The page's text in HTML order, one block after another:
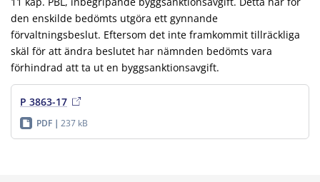
den enskilde bedömts utgöra ett gynnande
förvaltningsbeslut. Eftersom det inte framkommit tillräckliga
skäl för att ändra beslutet har nämnden bedömts vara
förhindrad att ta ut en byggsanktionsavgift.
P 3863-17
PDF 237 kB